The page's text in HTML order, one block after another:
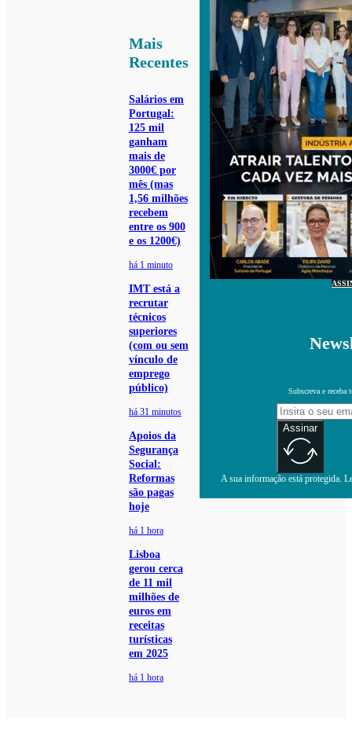
Mais
Recentes
Salários em
Portugal:
125 mil
ganham
mais de
3000€ por
mês (mas
1,56 milhões
recebem
entre os 900
e os 1200€)
há 1 minuto
IMT está a
recrutar
técnicos
superiores
(com ou sem
vínculo de
emprego
público)
há 31 minutos
Apoios da
Segurança
Social:
Reformas
são pagas
hoje
há 1 hora
Lisboa
gerou cerca
de 11 mil
milhões de
euros em
receitas
turísticas
em 2025
há 1 hora
Subscreva e receba
Assinar
A sua informação está protegida.